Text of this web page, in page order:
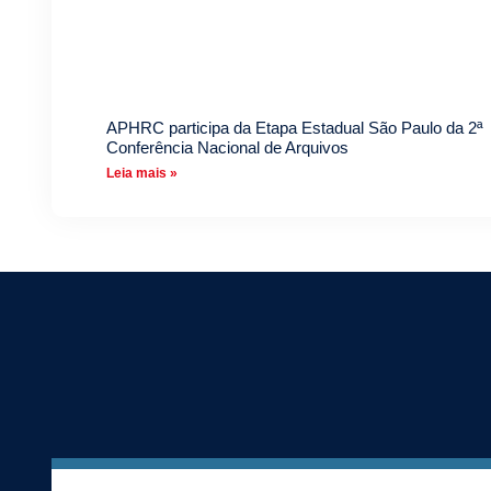
APHRC participa da Etapa Estadual São Paulo da 2ª
Conferência Nacional de Arquivos
Leia mais »